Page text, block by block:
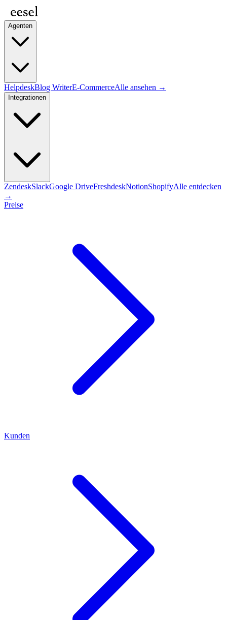
Agenten
HelpdeskBlog WriterE-CommerceAlle ansehen →
Integrationen
ZendeskSlackGoogle DriveFreshdeskNotionShopifyAlle entdecken
→
Preise
Kunden